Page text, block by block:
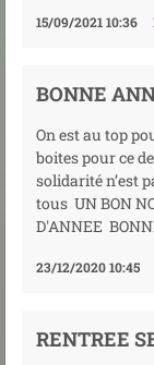
15/09/2021 10:36
BONNE
On est au top
boites pour ce
solidarité n’est
tous UN BON
D'ANNEE
23/12/2020 10:45
RENTREE